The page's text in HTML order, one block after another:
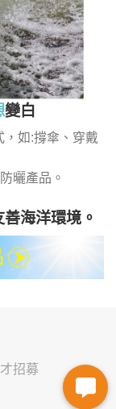
變白
，如:撐傘、穿戴
曬產品。
海洋環境。
招募